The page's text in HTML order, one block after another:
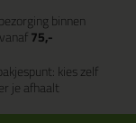
bezorging binnen
vanaf75,-
kies zelf
je afhaalt